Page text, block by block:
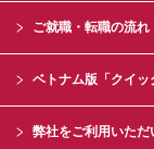
ご就職・転職の流れ
ベトナム版「クイ
弊社をご利用いただ